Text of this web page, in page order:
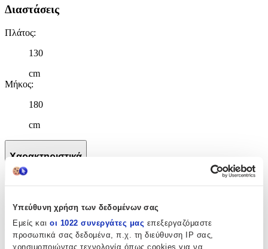
Υπεύθυνη χρήση των δεδομένων σας
Εμείς και οι 1022 συνεργάτες μας επεξεργαζόμαστε
προσωπικά σας δεδομένα, π.χ. τη διεύθυνση IP σας,
χρησιμοποιώντας τεχνολογία όπως cookies για να
Διαστάσεις
Πλάτος:
130
cm
Μήκος:
180
cm
Χαρακτηριστικά
Χαρακτηριστικά
Κατασκευαστής: